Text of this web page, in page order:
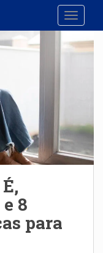
8
para